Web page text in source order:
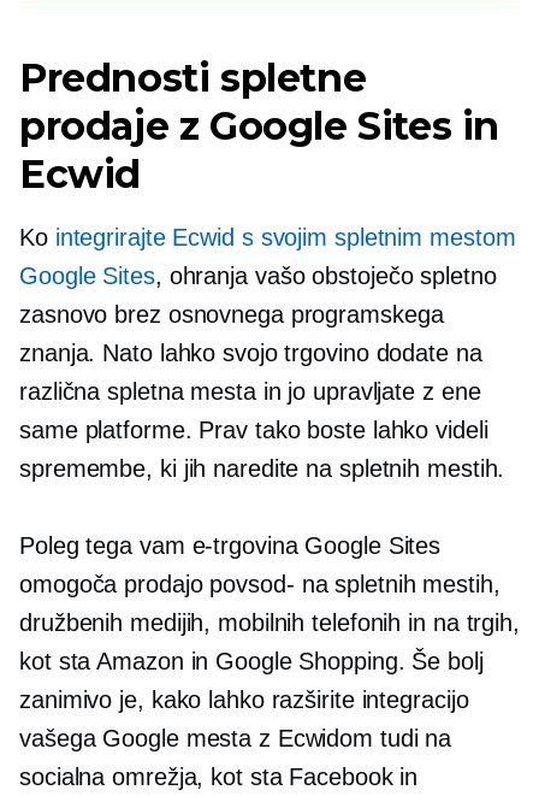
Prednosti spletne
prodaje z Google Sites in
Ecwid
Ko integrirajte Ecwid s svojim spletnim mestom
Google Sites, ohranja vašo obstoječo spletno
zasnovo brez osnovnega programskega
znanja. Nato lahko svojo trgovino dodate na
različna spletna mesta in jo upravljate z ene
same platforme. Prav tako boste lahko videli
spremembe, ki jih naredite na spletnih mestih.
Poleg tega vam e-trgovina Google Sites
omogoča prodajo povsod- na spletnih mestih,
družbenih medijih, mobilnih telefonih in na trgih,
kot sta Amazon in Google Shopping. Še bolj
zanimivo je, kako lahko razširite integracijo
vašega Google mesta z Ecwidom tudi na
socialna omrežja, kot sta Facebook in